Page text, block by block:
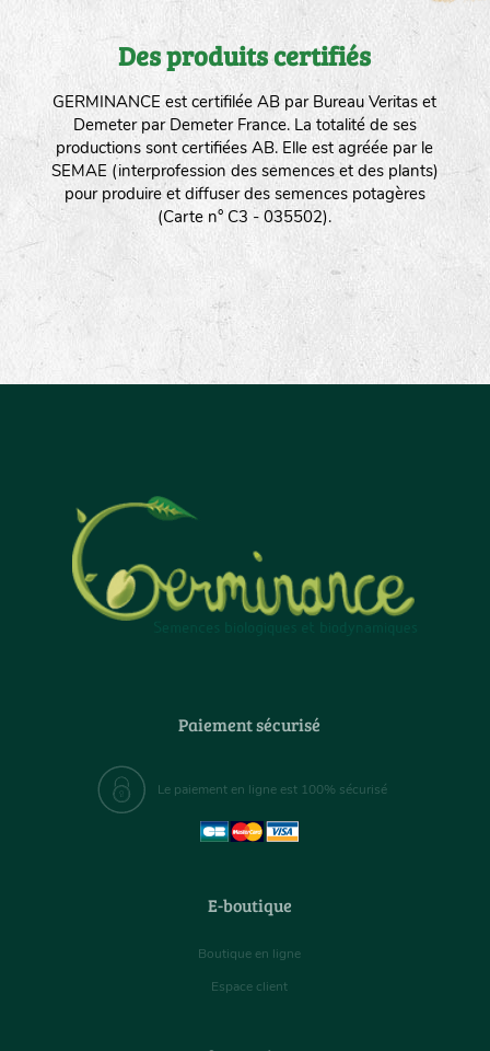
Des produits certifiés
GERMINANCE est certifilée AB par Bureau Veritas et
Demeter par Demeter France. La totalité de ses
productions sont certifiées AB. Elle est agréée par le
SEMAE (interprofession des semences et des plants)
pour produire et diffuser des semences potagères
(Carte n° C3 - 035502).
Paiement sécurisé
Le paiement en ligne est 100% sécurisé
E-boutique
Boutique en ligne
Espace client